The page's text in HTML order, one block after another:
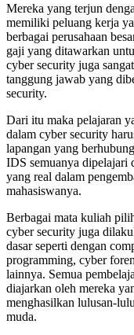
Mereka yang terjun
memiliki peluang kerja
berbagai perusahaan
gaji yang ditawarkan
cyber security juga
tanggung jawab yang
security.
Dari itu maka pelajaran
dalam cyber security
lapangan yang
IDS semuanya dipelajari
yang real dalam
mahasiswanya.
Berbagai mata kuliah
cyber security juga
dasar seperti dengan
programming, cyber
lainnya. Semua
diajarkan oleh mereka
menghasilkan lulusan-
muda.